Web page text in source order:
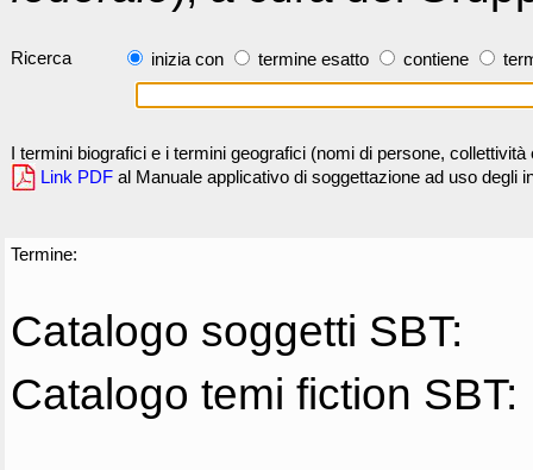
Ricerca inizia con termine esatto contiene
I termini biografici e i termini geografici (nomi di persone,
Link PDF al Manuale applicativo di soggettazione ad uso degli
Termine:
Catalogo soggetti SBT:
Catalogo temi fiction SBT: